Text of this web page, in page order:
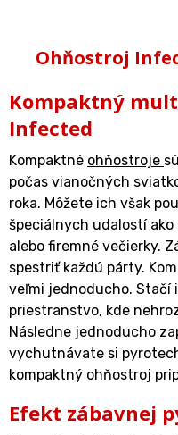
Ohňostroj
Kompaktný
Infected
Kompaktné ohňostroje
počas vianočných
roka. Môžete ich však
špeciálnych udalostí
alebo firemné večierky.
spestriť každú párty.
veľmi jednoducho. Stačí
priestranstvo, kde
Následne jednoducho
vychutnávate si
kompaktný ohňostroj
Efekt zábavnej